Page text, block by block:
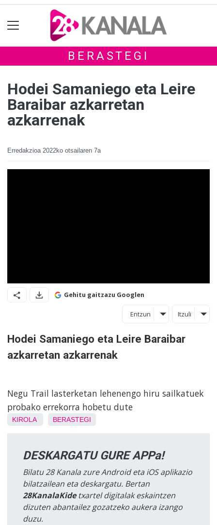
BERASTEGI
Hodei Samaniego eta Leire
Baraibar azkarretan
azkarrenak
Erredakzioa 2022ko otsailaren 7a
Gehitu gaitzazu Googlen
Entzun Itzuli
Hodei Samaniego eta Leire Baraibar
azkarretan azkarrenak
Negu Trail lasterketan lehenengo hiru sailkatuek
probako errekorra hobetu dute
KIROLA BERASTEGI
DESKARGATU GURE APPa!
Bilatu 28 Kanala zure Android eta iOS aplikazio
bilatzailean eta deskargatu. Bertan
28KanalaKidetxartel digitalak eskaintzen
dizuten abantailez gozatzeko aukera izango
duzu.